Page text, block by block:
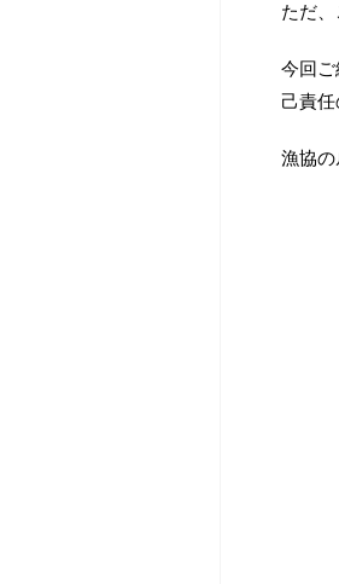
ただ
今回
己責任
漁協の